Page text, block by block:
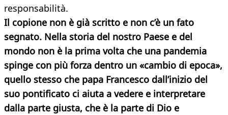
responsabilità.
Il copione non è già scritto e non c’è un fato
segnato. Nella storia del nostro Paese e del
mondo non è la prima volta che una pandemia
spinge con più forza dentro un «cambio di epoca»,
quello stesso che papa Francesco dall’inizio del
suo pontificato ci aiuta a vedere e interpretare
dalla parte giusta, che è la parte di Dio e